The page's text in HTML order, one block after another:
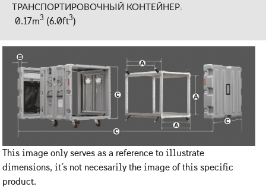
ТРАНСПОРТИРОВОЧНЫЙ КОНТЕЙНЕР:
0.17m3 (6.0ft3)
This image only serves as a reference to illustrate
dimensions, it´s not necesarily the image of this specific
product.